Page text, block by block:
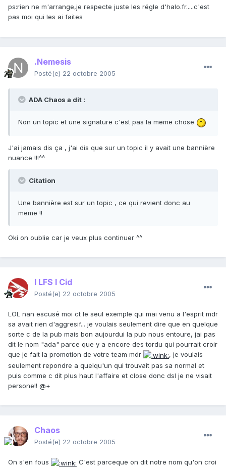
ps:rien ne m'arrange,je respecte juste les régle d'halo.fr.....c'est
pas moi qui les ai faites
.Nemesis
Posté(e) 22 octobre 2005
ADA Chaos a dit :
Non un topic et une signature c'est pas la meme chose
J'ai jamais dis ça , j'ai dis que sur un topic il y avait une bannière
nuance !!!^^
Citation
Une bannière est sur un topic , ce qui revient donc au
meme !!
Oki on oublie car je veux plus continuer ^^
I LFS I Cid
Posté(e) 22 octobre 2005
LOL nan escusé moi ct le seul exemple qui mai venu a l'esprit mdr
sa avait rien d'aggresif... je voulais seulement dire que en quelque
sorte c de la pub mais bon aujourdui la pub nous entoure, jai pas
dit le nom "ada" parce que y a encore des tordu qui pourrait croir
que je fait la promotion de votre team mdr
, je voulais
seulement repondre a quelqu'un qui trouvait pas sa normal et
puis comme c dit plus haut l'affaire et close donc dsl je ne visait
persone!! @+
Chaos
Posté(e) 22 octobre 2005
On s'en fous
C'est parceque on dit notre nom qu'on croi